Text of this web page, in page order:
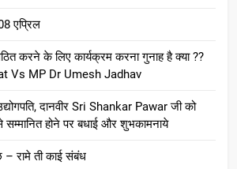
एप्रिल
करने के लिए कार्यक्रम करना गुनाह है क्या ??
Vs MP Dr Umesh Jadhav
दानवीर Sri Shankar Pawar जी को
सम्मानित होने पर बधाई और शुभकामनाये
– रामे ती काई संबंध